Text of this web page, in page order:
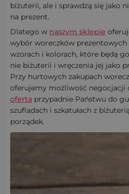
biżuterii, ale i sprawdzą się jako
na prezent.
Dlatego w naszym sklepie
wybór woreczków prezentowych
wzorach i kolorach, które będą
nie biżuterii i wręczenia jej jako
Przy hurtowych zakupach
oferujemy możliwość negocjacji
oferta przypadnie Państwu do
szufladach i szkatułach z
porządek.